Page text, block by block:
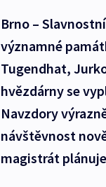
Brno –
významné
Tugendhat,
hvězdárny se
Navzdory
návštěvnost
magistrát